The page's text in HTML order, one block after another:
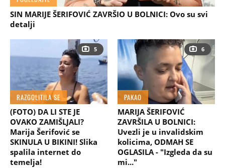
SIN MARIJE ŠERIFOVIĆ ZAVRŠIO U BOLNICI: Ovo su svi
detalji
5
RAZGOLITILA SE
(FOTO) DA LI STE JE
OVAKO ZAMIŠLJALI?
Marija Šerifović se
SKINULA U BIKINI! Slika
spalila internet do
temelja!
6
PAKAO
MARIJA ŠERIFOVIĆ
ZAVRŠILA U BOLNICI:
Uvezli je u invalidskim
kolicima, ODMAH SE
OGLASILA - "Izgleda da su
mi..."